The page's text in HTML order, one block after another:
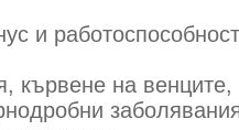
и
кървене на